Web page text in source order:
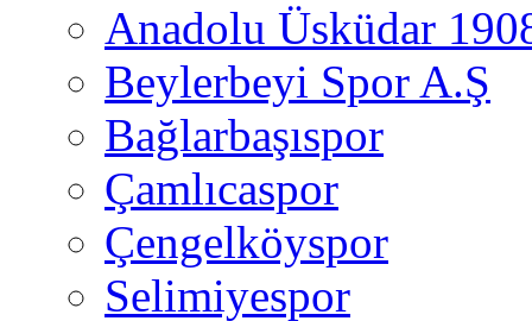
Anadolu Üsküdar
Beylerbeyi Spor A.Ş
Bağlarbaşıspor
Çamlıcaspor
Çengelköyspor
Selimiyespor